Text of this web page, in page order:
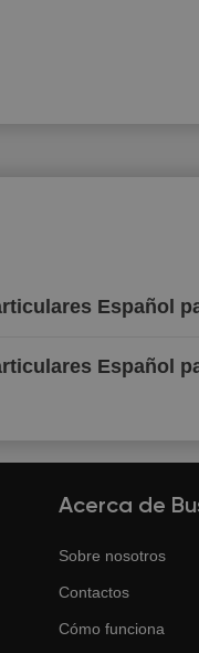
Español
Español
Acerca de
Sobre nosotros
Contactos
Cómo funciona